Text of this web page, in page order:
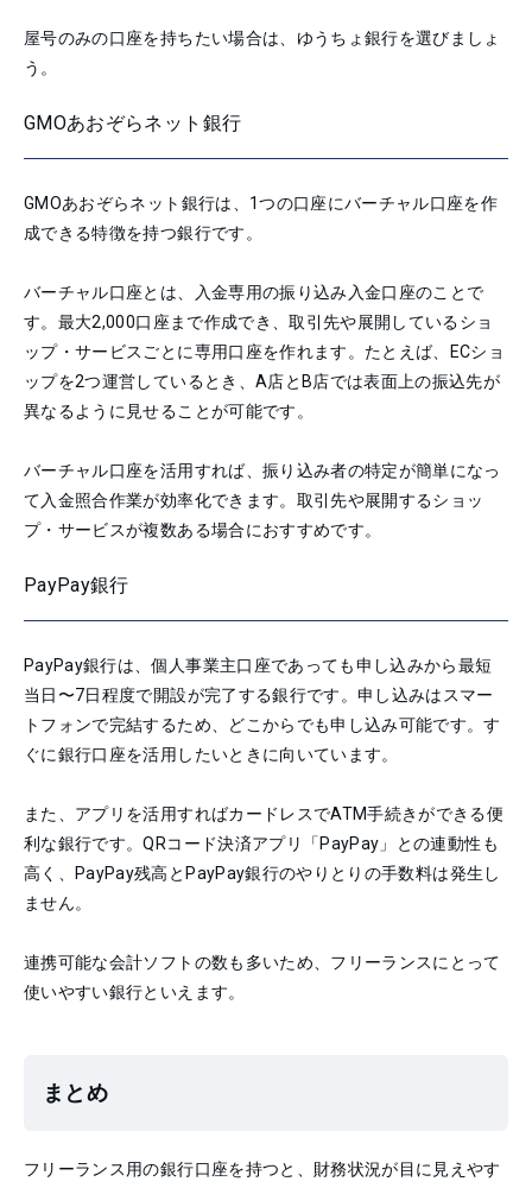
屋号のみの口座を持ちたい場合は、ゆうちょ銀行を選びましょ
う。
GMOあおぞらネット銀行
GMOあおぞらネット銀行は、1つの口座にバーチャル口座を作
成できる特徴を持つ銀行です。
バーチャル口座とは、入金専用の振り込み入金口座のことで
す。最大2,000口座まで作成でき、取引先や展開しているショ
ップ・サービスごとに専用口座を作れます。たとえば、ECショ
ップを2つ運営しているとき、A店とB店では表面上の振込先が
異なるように見せることが可能です。
バーチャル口座を活用すれば、振り込み者の特定が簡単になっ
て入金照合作業が効率化できます。取引先や展開するショッ
プ・サービスが複数ある場合におすすめです。
PayPay銀行
PayPay銀行は、個人事業主口座であっても申し込みから最短
当日〜7日程度で開設が完了する銀行です。申し込みはスマー
トフォンで完結するため、どこからでも申し込み可能です。す
ぐに銀行口座を活用したいときに向いています。
また、アプリを活用すればカードレスでATM手続きができる便
利な銀行です。QRコード決済アプリ「PayPay」との連動性も
高く、PayPay残高とPayPay銀行のやりとりの手数料は発生し
ません。
連携可能な会計ソフトの数も多いため、フリーランスにとって
使いやすい銀行といえます。
まとめ
フリーランス用の銀行口座を持つと、財務状況が目に見えやす